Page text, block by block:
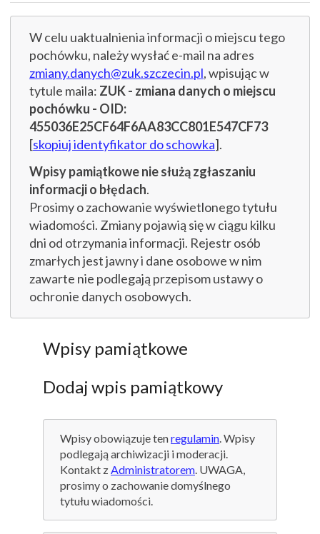
W celu uaktualnienia informacji o miejscu tego
pochówku, należy wysłać e-mail na adres
zmiany.danych@zuk.szczecin.pl, wpisując w
tytule maila: ZUK - zmiana danych o miejscu
pochówku - OID:
455036E25CF64F6AA83CC801E547CF73
[skopiuj identyfikator do schowka].
Wpisy pamiątkowe nie służą zgłaszaniu
informacji o błędach.
Prosimy o zachowanie wyświetlonego tytułu
wiadomości. Zmiany pojawią się w ciągu kilku
dni od otrzymania informacji. Rejestr osób
zmarłych jest jawny i dane osobowe w nim
zawarte nie podlegają przepisom ustawy o
ochronie danych osobowych.
Wpisy pamiątkowe
Dodaj wpis pamiątkowy
Wpisy obowiązuje tenregulamin. Wpisy
podlegają archiwizacji i moderacji.
Kontakt zAdministratorem. UWAGA,
prosimy o zachowanie domyślnego
tytułu wiadomości.